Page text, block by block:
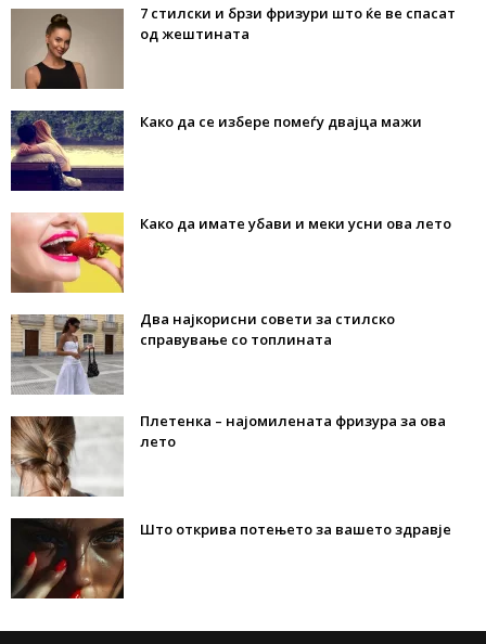
7 стилски и брзи фризури што ќе ве спасат
од жештината
Како да се избере помеѓу двајца мажи
Како да имате убави и меки усни ова лето
Два најкорисни совети за стилско
справување со топлината
Плетенка – најомилената фризура за ова
лето
Што открива потењето за вашето здравје